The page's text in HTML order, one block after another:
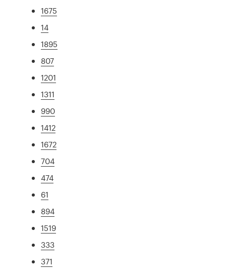
1675
14
1895
807
1201
1311
990
1412
1672
704
474
61
894
1519
333
371